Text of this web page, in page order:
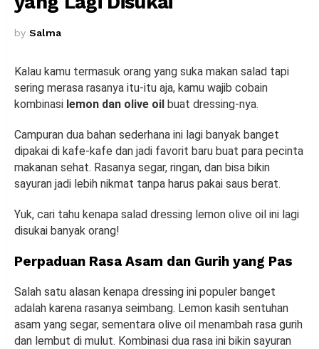
by Salma
Kalau kamu termasuk orang yang suka makan salad tapi
sering merasa rasanya itu-itu aja, kamu wajib cobain
kombinasi lemon dan olive oil buat dressing-nya.
Campuran dua bahan sederhana ini lagi banyak banget
dipakai di kafe-kafe dan jadi favorit baru buat para pecinta
makanan sehat. Rasanya segar, ringan, dan bisa bikin
sayuran jadi lebih nikmat tanpa harus pakai saus berat.
Yuk, cari tahu kenapa salad dressing lemon olive oil ini lagi
disukai banyak orang!
Perpaduan Rasa Asam dan Gurih yang Pas
Salah satu alasan kenapa dressing ini populer banget
adalah karena rasanya seimbang. Lemon kasih sentuhan
asam yang segar, sementara olive oil menambah rasa gurih
dan lembut di mulut. Kombinasi dua rasa ini bikin sayuran